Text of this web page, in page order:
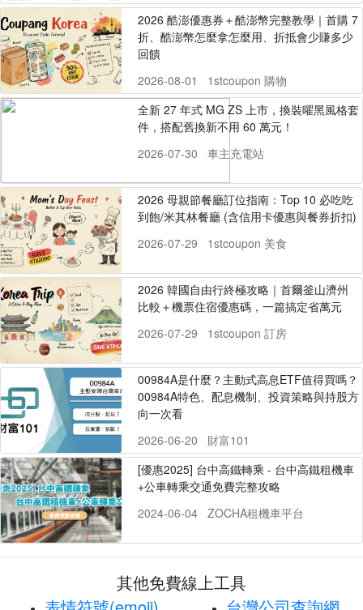
2026 酷澎優惠券＋酷澎幣完整教學｜首購 7
折、酷澎幣怎麼拿怎麼用、折抵會少賺多少
回饋
2026-08-01
1stcoupon 購物
全新 27 年式 MG ZS 上市，換裝曜黑風格套
件，搭配舊換新不用 60 萬元！
2026-07-30
車主充電站
2026 母親節餐廳訂位指南：Top 10 必吃吃
到飽/米其林餐廳 (含信用卡優惠與餐券折扣)
2026-07-29
1stcoupon 美食
2026 韓國自由行終極攻略｜首爾釜山濟州
比較＋機票住宿優惠碼，一篇搞定省萬元
2026-07-29
1stcoupon 訂房
00984A是什麼？主動式高息ETF值得買嗎？
00984A特色、配息機制、投資策略與持股方
向一次看
2026-06-20
財富101
[優惠2025] 台中高鐵轉乘 - 台中高鐵租機車
+公車轉乘交通免費完整攻略
2024-06-04
ZOCHA租機車平台
其他免費線上工具